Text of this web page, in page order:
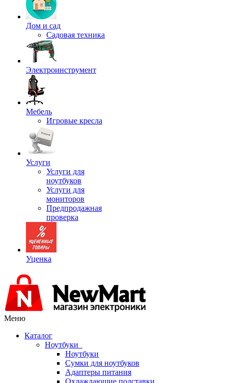
Дом и сад
Садовая техника
Электроинструмент
Мебель
Игровые кресла
Услуги
Услуги для
ноутбуков
Услуги для
мониторов
Предпродажная
проверка
Уценка
Меню
Каталог
Ноутбуки
Ноутбуки
Сумки для ноутбуков
Адаптеры питания
Охлаждающие подставки